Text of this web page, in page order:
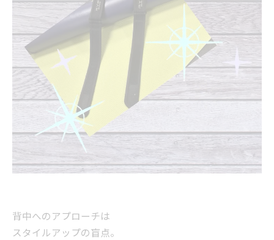
背中へのアプローチは
スタイルアップの盲点。